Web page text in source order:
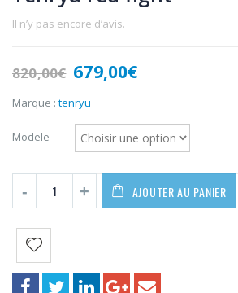
Il n’y pas encore d’avis.
820,00€ Le
prix
initial
était :
820,00€.
679,00€Le
est :
679,00€.
Marque : tenryu
Modele
AJOUTER AU PANIER